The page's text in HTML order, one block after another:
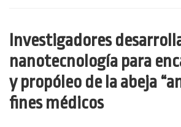
Investigadores
nanotecnología para
y propóleo de la abeja
fines médicos